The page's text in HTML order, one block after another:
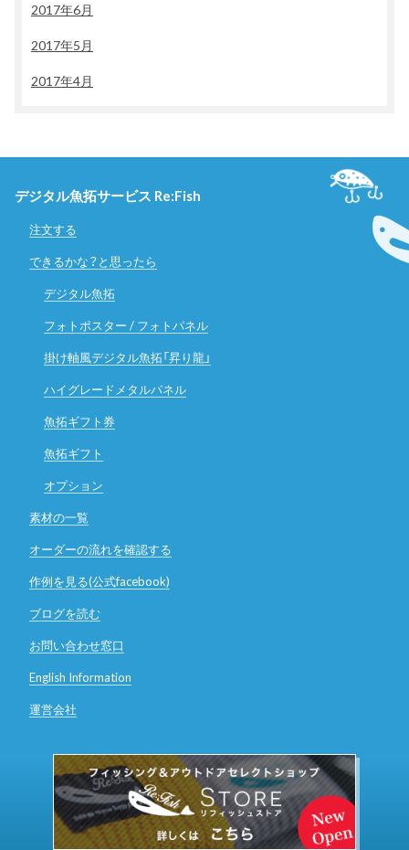
2017年6月
2017年5月
2017年4月
デジタル魚拓サービス Re:Fish
注文する
できるかな？と思ったら
デジタル魚拓
フォトポスター / フォトパネル
掛け軸風デジタル魚拓「昇り龍」
ハイグレードメタルパネル
魚拓ギフト券
魚拓ギフト
オプション
素材の一覧
オーダーの流れを確認する
作例を見る(公式facebook)
ブログを読む
お問い合わせ窓口
English Information
運営会社